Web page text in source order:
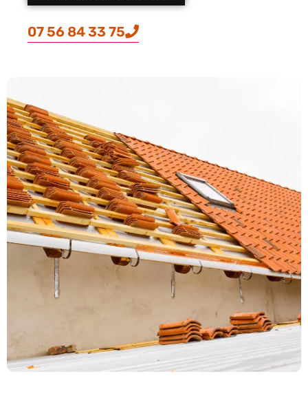
07 56 84 33 75